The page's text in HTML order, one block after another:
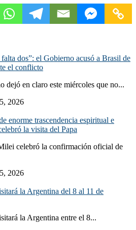
falta dos”: el Gobierno acusó a Brasil de
el conflicto
dejó en claro este miércoles que no...
2026
enorme trascendencia espiritual e
la visita del Papa
celebró la confirmación oficial de
2026
la Argentina del 8 al 11 de
la Argentina entre el 8...